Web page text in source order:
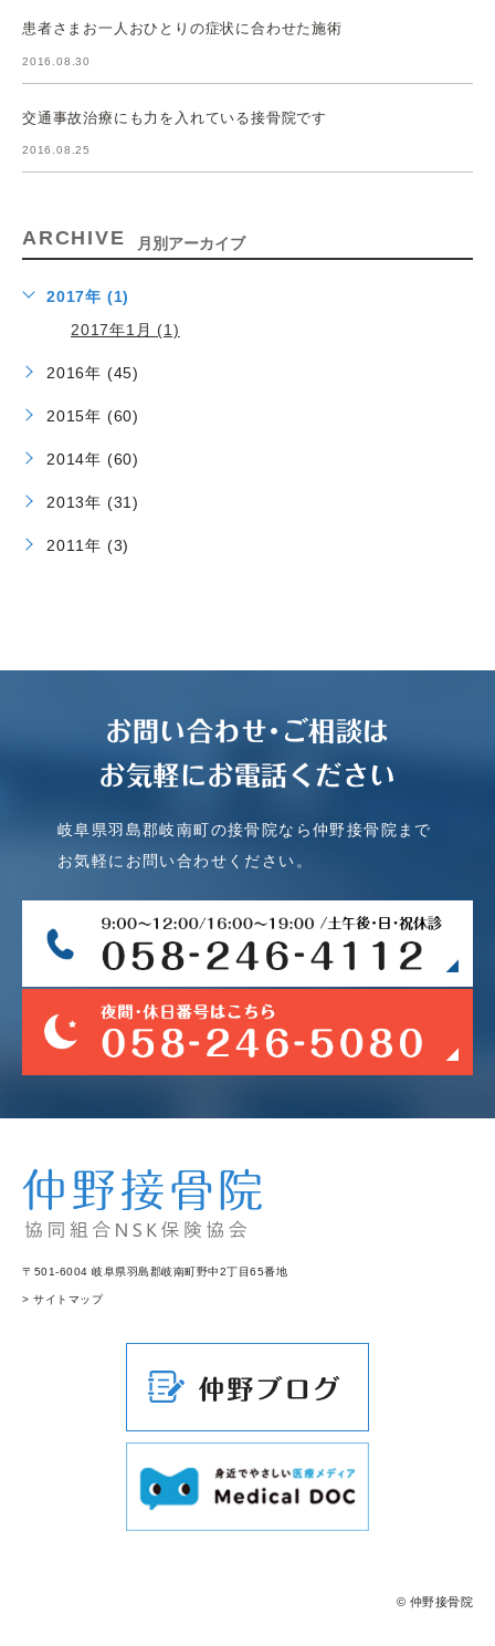
患者さまお一人おひとりの症状に合わせた施術
2016.08.30
交通事故治療にも力を入れている接骨院です
2016.08.25
ARCHIVE 月別アーカイブ
2017年 (1)
2017年1月 (1)
2016年 (45)
2015年 (60)
2014年 (60)
2013年 (31)
2011年 (3)
お問い合わせ･ご相談は
お気軽にお電話ください
岐阜県羽島郡岐南町の接骨院なら仲野接骨院まで
お気軽にお問い合わせください。
〒501-6004 岐阜県羽島郡岐南町野中2丁目65番地
> サイトマップ
© 仲野接骨院